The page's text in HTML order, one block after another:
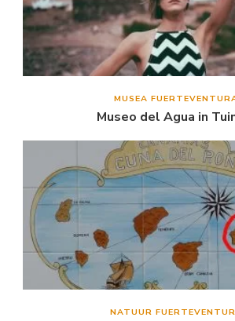
MUSEA
Museo del Agua in
NATUUR